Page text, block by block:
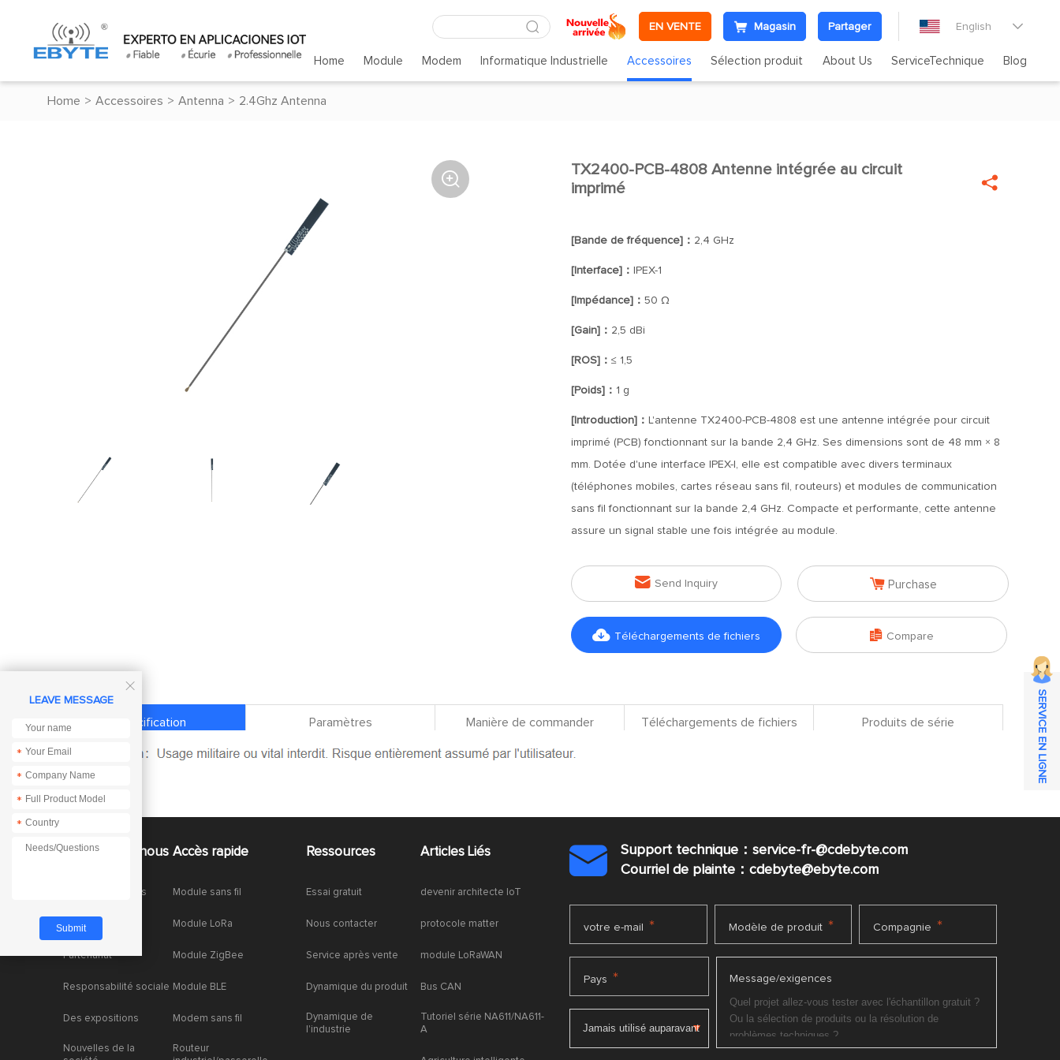
EN VENTE Magasin Partager English 
Home Module Modem Informatique Industrielle Accessoires Sélection produit About Us ServiceTechnique Blog
Home > Accessoires > Antenna > 2.4Ghz Antenna
 
TX2400-PCB-4808 Antenne intégrée au circuit
imprimé

[Bande de fréquence]： 2,4 GHz
[Interface]： IPEX-1
[Impédance]： 50 Ω
[Gain]： 2,5 dBi
[ROS]： ≤ 1,5
[Poids]： 1 g
[Introduction]： L'antenne TX2400-PCB-4808 est une antenne intégrée pour circuit
imprimé (PCB) fonctionnant sur la bande 2,4 GHz. Ses dimensions sont de 48 mm × 8
mm. Dotée d'une interface IPEX-I, elle est compatible avec divers terminaux
(téléphones mobiles, cartes réseau sans fil, routeurs) et modules de communication
sans fil fonctionnant sur la bande 2,4 GHz. Compacte et performante, cette antenne
assure un signal stable une fois intégrée au module.
 Send Inquiry  Purchase
 Téléchargements de fichiers  Compare
Spécification Paramètres Manière de commander Téléchargements de fichiers Produits de série
À propos de nous
À propos de nous
Honneurs
Partenariat
Responsabilité sociale
Des expositions
Nouvelles de la
Accès rapide
Module sans fil
Module LoRa
Module ZigBee
Module BLE
Modem sans fil
Routeur
Ressources
Essai gratuit
Nous contacter
Service après vente
Dynamique du produit
Dynamique de
l'industrie
Articles Liés
devenir architecte IoT
protocole matter
module LoRaWAN
Bus CAN
Tutoriel série NA611/NA611-
A

Support technique：service-fr-@cdebyte.com
Courriel de plainte：cdebyte@ebyte.com
votre e-mail * Modèle de produit * Compagnie *
Pays * Message/exigences

LEAVE MESSAGE
*
*
*
*
SERVICE EN LIGNE